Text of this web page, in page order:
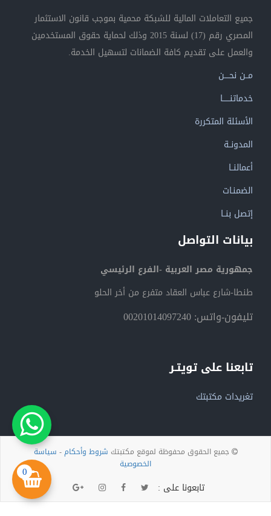
0
جميع التعاملات المالية للشبكة محمية بموجب قانون الاستثمار
المصري رقم (17) لسنة 2015 وذلك لحماية حقوق المستخدمين
والعمل على تقديم كافة الضمانات لتسهيل الخدمة.
مــن نحــــن
خدماتنــــــا
الأسئلة المتكررة
المدونــة
أعمالنــا
الضمنـات
إتصل بنــا
بيانات التواصل
جمهورية مصر العربية -الفرع الرئيسي
طنطا-شارع عباس العقاد متفرع من أخر الحلو
تليفون-واتس: 00201014097240
تابعنا على تويتـر
تغريدات مكتبتك
جميع الحقوق محفوظة لموقع مكتبتك شروط وأحكام- سياسة
الخصوصية
تابعونا على :